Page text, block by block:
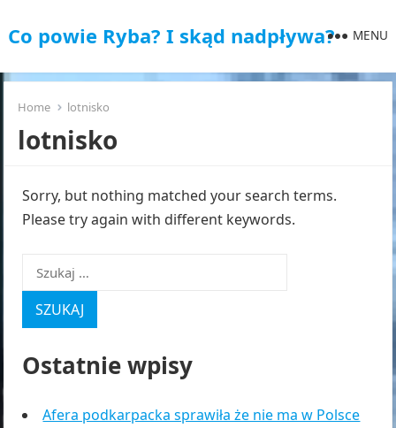
Co powie Ryba? I skąd nadpływa? MENU
Home lotnisko
lotnisko
Sorry, but nothing matched your search terms.
Please try again with different keywords.
Szukaj:
Ostatnie wpisy
Afera podkarpacka sprawiła że nie ma w Polsce